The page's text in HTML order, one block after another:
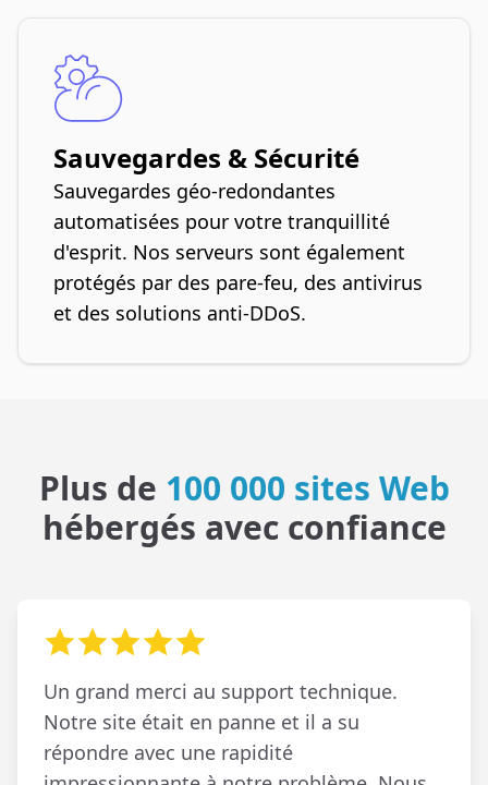
Sauvegardes & Sécurité
Sauvegardes géo-redondantes
automatisées pour votre tranquillité
d'esprit. Nos serveurs sont également
protégés par des pare-feu, des antivirus
et des solutions anti-DDoS.
Plus de 100 000 sites Web
hébergés avec confiance
Un grand merci au support technique.
Notre site était en panne et il a su
répondre avec une rapidité